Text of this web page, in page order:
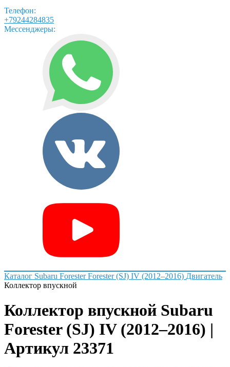
Телефон:
+79244284835
Мессенджеры:
Каталог Subaru Forester Forester (SJ) IV (2012–2016) Двигатель
Коллектор впускной
Коллектор впускной Subaru
Forester (SJ) IV (2012–2016) |
Артикул 23371